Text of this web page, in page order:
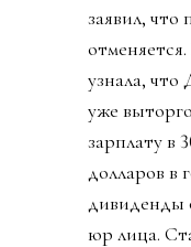
заявил, что
узнала,
уже
зарплату в
долларов в
дивиденды
юр лица.